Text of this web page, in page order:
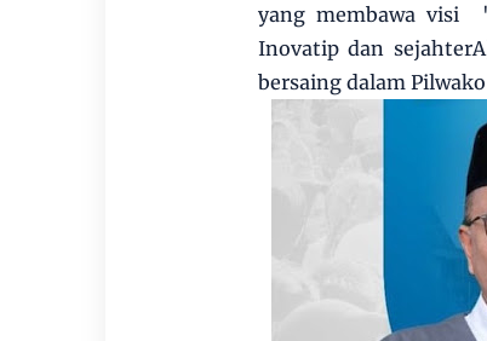
yang membawa visi
Inovatip dan
bersaing dalam